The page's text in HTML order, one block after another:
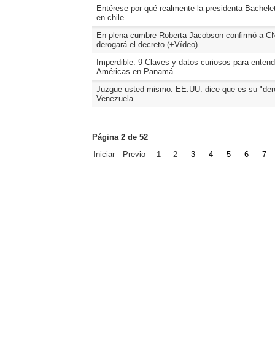
Entérese por qué realmente la presidenta
en chile
En plena cumbre Roberta Jacobson confirmó a
derogará el decreto (+Vídeo)
Imperdible: 9 Claves y datos curiosos para
Américas en Panamá
Juzgue usted mismo: EE.UU. dice que es su
Venezuela
Página 2 de 52
Iniciar
Previo 1 2 3 4 5 6 7